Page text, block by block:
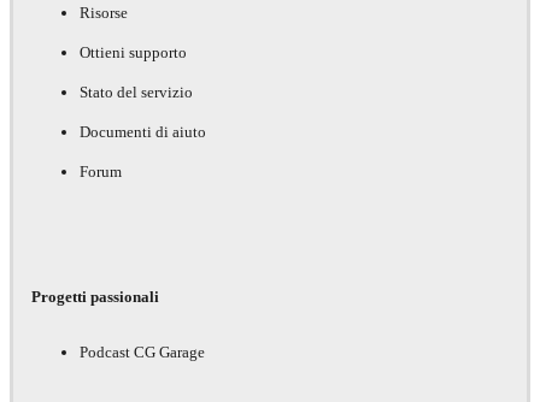
Risorse
Ottieni supporto
Stato del servizio
Documenti di aiuto
Forum
Progetti passionali
Podcast CG Garage